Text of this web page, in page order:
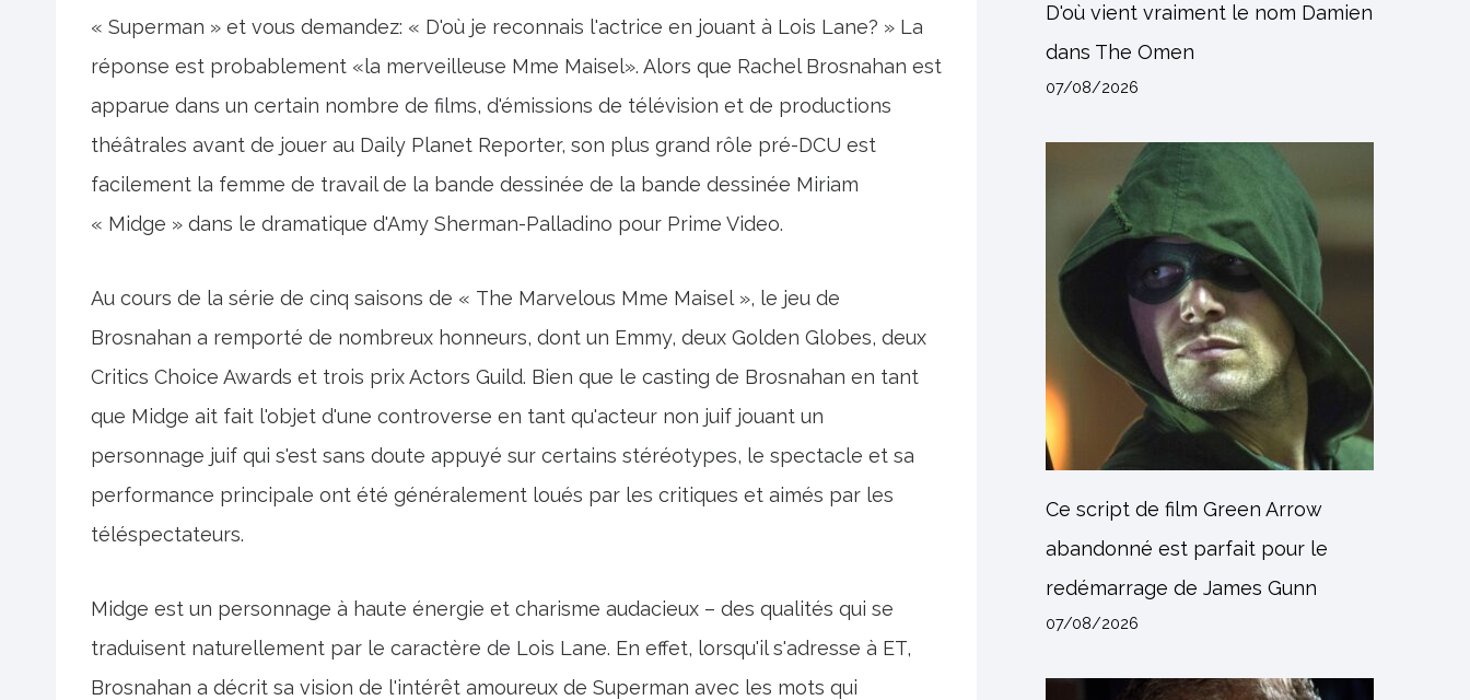
« Superman » et vous demandez: « D'où je reconnais l'actrice en jouant à Lois Lane? » La
réponse est probablement «la merveilleuse Mme Maisel». Alors que Rachel Brosnahan est
apparue dans un certain nombre de films, d'émissions de télévision et de productions
théâtrales avant de jouer au Daily Planet Reporter, son plus grand rôle pré-DCU est
facilement la femme de travail de la bande dessinée de la bande dessinée Miriam
« Midge » dans le dramatique d'Amy Sherman-Palladino pour Prime Video.
Au cours de la série de cinq saisons de « The Marvelous Mme Maisel », le jeu de
Brosnahan a remporté de nombreux honneurs, dont un Emmy, deux Golden Globes, deux
Critics Choice Awards et trois prix Actors Guild. Bien que le casting de Brosnahan en tant
que Midge ait fait l'objet d'une controverse en tant qu'acteur non juif jouant un
personnage juif qui s'est sans doute appuyé sur certains stéréotypes, le spectacle et sa
performance principale ont été généralement loués par les critiques et aimés par les
téléspectateurs.
Midge est un personnage à haute énergie et charisme audacieux – des qualités qui se
traduisent naturellement par le caractère de Lois Lane. En effet, lorsqu'il s'adresse à ET,
Brosnahan a décrit sa vision de l'intérêt amoureux de Superman avec les mots qui
D'où vient vraiment le nom Damien
dans The Omen
07/08/2026
Ce script de film Green Arrow
abandonné est parfait pour le
redémarrage de James Gunn
07/08/2026